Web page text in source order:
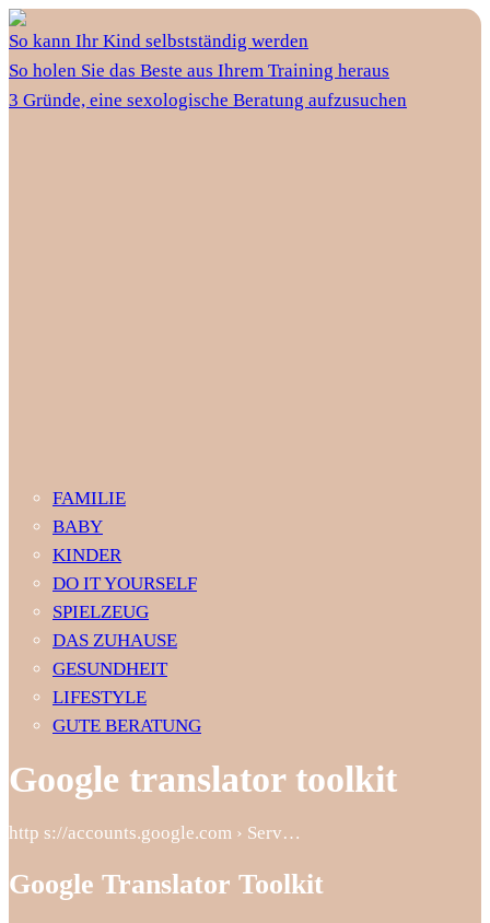
So kann Ihr Kind selbstständig werden
So holen Sie das Beste aus Ihrem Training heraus
3 Gründe, eine sexologische Beratung aufzusuchen
FAMILIE
BABY
KINDER
DO IT YOURSELF
SPIELZEUG
DAS ZUHAUSE
GESUNDHEIT
LIFESTYLE
GUTE BERATUNG
Google translator toolkit
http s://accounts.google.com › Serv…
Google Translator Toolkit